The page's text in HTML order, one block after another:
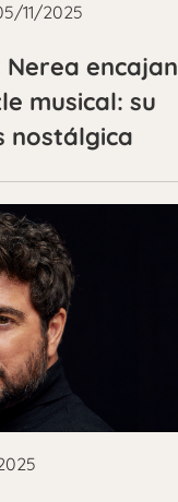
11/2025
encajan
musical: su
nostálgica